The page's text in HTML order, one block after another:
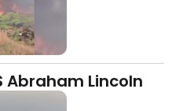
Abraham Lincoln